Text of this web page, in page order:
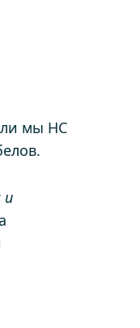
ли мы НС
и